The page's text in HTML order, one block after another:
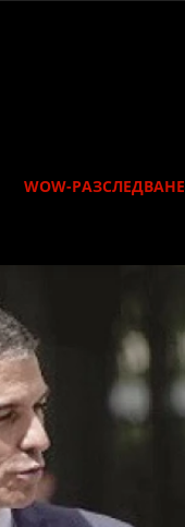
WOW-РАЗСЛЕДВАНЕ